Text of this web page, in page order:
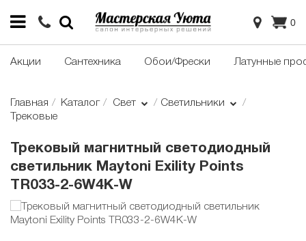
0
Акции Сантехника Обои/Фрески Латунные
Главная Каталог Свет
Светильники
Трековые
Трековый магнитный светодиодный
светильник Maytoni Exility Points
TR033-2-6W4K-W